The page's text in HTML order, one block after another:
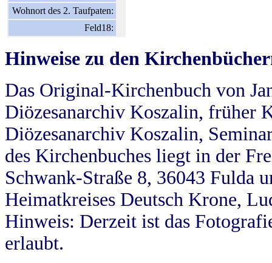
Wohnort des 2. Taufpaten:
Feld18:
Hinweise zu den
Das Original-Kirchenbuch von
Diözesanarchiv Koszalin, früher
Diözesanarchiv Koszalin,
des Kirchenbuches liegt in der
Schwank-Straße 8, 36043 Fulda
Heimatkreises Deutsch Krone,
Hinweis: Derzeit ist das
erlaubt.